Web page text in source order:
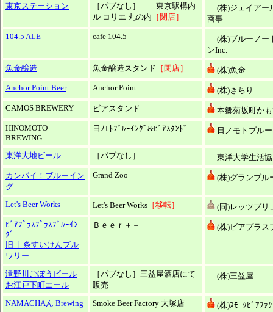
東京ステーション
［パブなし］ 東京駅構内
ル コリエ 丸の内 ［閉店］
(株)ジェイアー
商事
104.5 ALE
cafe 104.5
(株)ブルーノー
ンInc.
魚金醸造
魚金醸造スタンド ［閉店］
(株)魚金
Anchor Point Beer
Anchor Point
(株)きちり
CAMOS BREWERY
ビアスタンド
本郷菊坂町か
HINOMOTO
BREWING
日ﾉﾓﾄﾌﾞﾙｰｲﾝｸﾞ&ﾋﾞｱｽﾀﾝﾄﾞ 日ノモトブル
東洋大地ビール ［パブなし］
東洋大学生活
カンパイ！ブルーイン
グ
Grand Zoo (株)グランブル
Let's Beer Works Let's Beer Works ［移転］
(同)レッツブリ
ﾋﾞｱﾌﾟﾗｽﾌﾟﾗｽﾌﾞﾙｰｲﾝ
ｸﾞ
旧 十条すいけんブル
ワリー
Ｂｅｅｒ＋＋ (株)ビアプラス
滝野川ごぼうビール
お江戸下町エール
［パブなし］三益屋酒店にて
販売
(株)三益屋
NAMACHAん Brewing Smoke Beer Factory 大塚店
(株)ｽﾓｰｸﾋﾞｱﾌｧ